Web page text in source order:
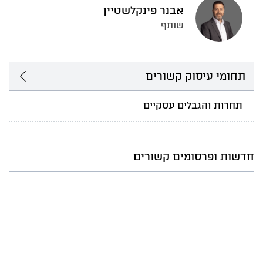
אבנר פינקלשטיין
שותף
תחומי עיסוק קשורים
תחרות והגבלים עסקיים
חדשות ופרסומים קשורים